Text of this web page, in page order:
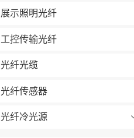
展示照明光纤
工控传输光纤
光纤光缆
光纤传感器
光纤冷光源